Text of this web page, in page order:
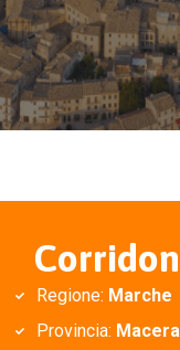
Regione: Marche
Provincia: